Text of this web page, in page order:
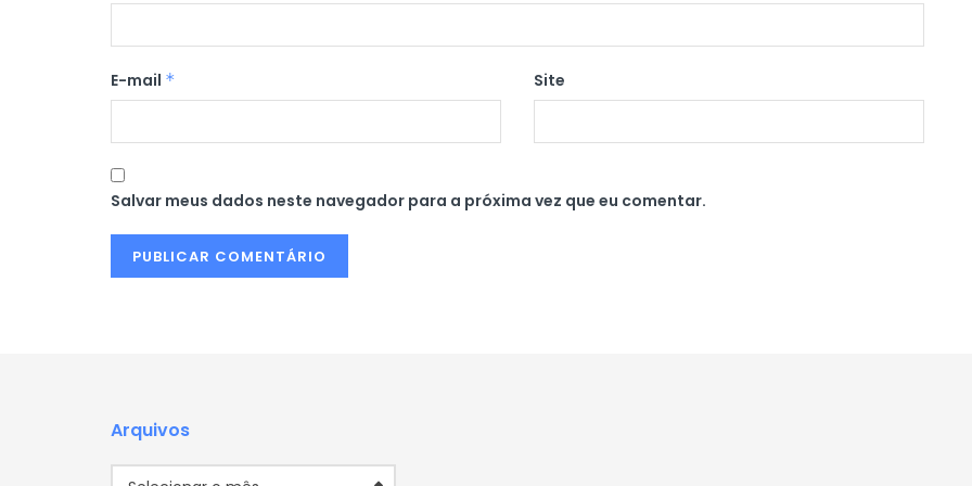
E-mail * Site
Salvar meus dados neste navegador para a próxima vez que eu comentar.
Arquivos